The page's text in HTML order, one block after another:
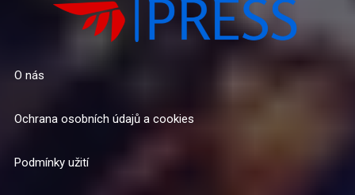
O nás
Ochrana osobních údajů a cookies
Podmínky užití